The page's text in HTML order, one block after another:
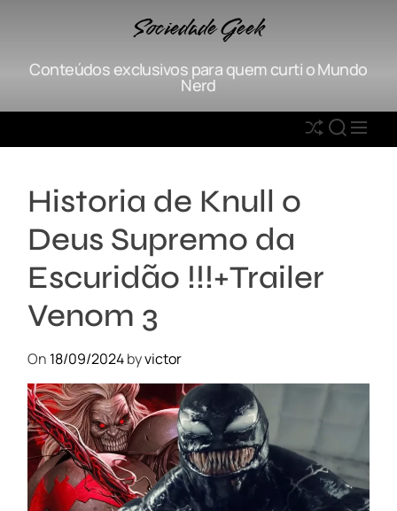
o
Sociedade Geek
Conteúdos exclusivos para quem curti o Mundo
Nerd
S
h
S
E
M
E
Historia de Knull o
Deus Supremo da
Escuridão !!!+Trailer
Venom 3
On 18/09/2024byvictor